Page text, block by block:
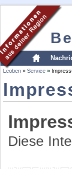
Leoben » Service »
Diese